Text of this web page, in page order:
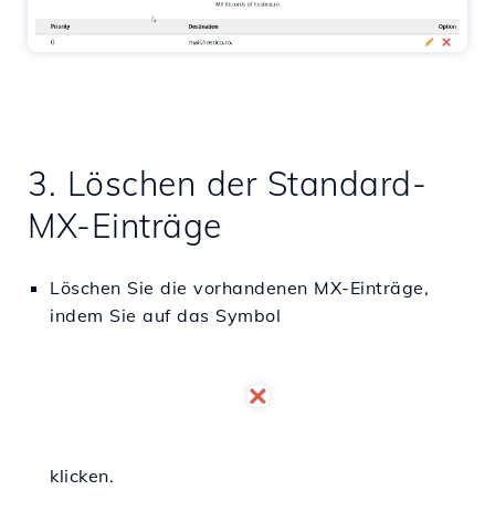
3. Löschen der Standard-
MX-Einträge
Löschen Sie die vorhandenen MX-Einträge,
indem Sie auf das Symbol
klicken.